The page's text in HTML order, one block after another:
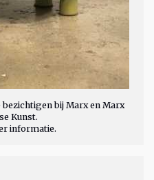
bij Marx en Marx
Kunst.
informatie.